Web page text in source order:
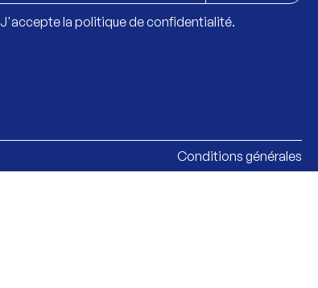
J'accepte la politique de confidentialité.
Conditions générales